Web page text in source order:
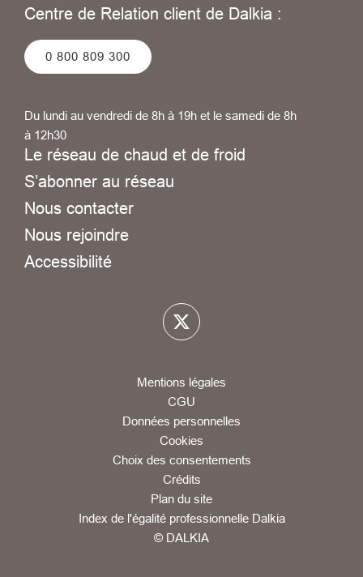
Centre de Relation client de Dalkia :
0 800 809 300
Du lundi au vendredi de 8h à 19h et le samedi de 8h
à 12h30
Le réseau de chaud et de froid
S’abonner au réseau
Nous contacter
Nous rejoindre
Accessibilité
Mentions légales
CGU
Données personnelles
Cookies
Choix des consentements
Crédits
Plan du site
Index de l'égalité professionnelle Dalkia
© DALKIA